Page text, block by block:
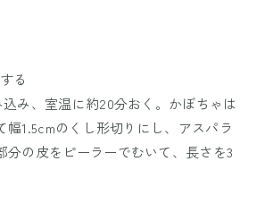
る
み、室温に約20分おく。かぼちゃは
幅1.5cmのくし形切りにし、アスパラ
分の皮をピーラーでむいて、長さを3